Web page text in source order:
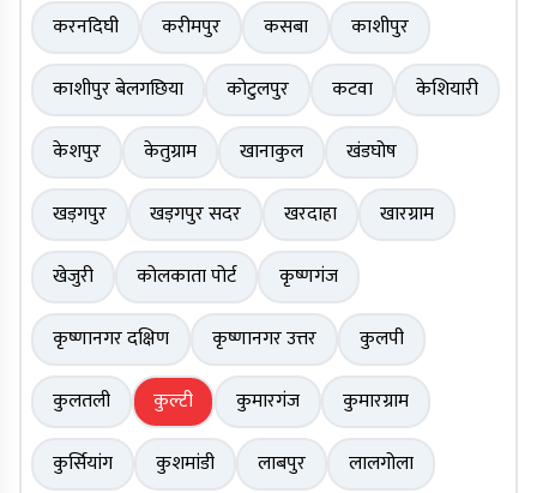
करनदिघी
करीमपुर कसबा
काशीपुर
काशीपुर बेलगछिया
कोटुलपुर कटवा
केशियारी
केशपुर
केतुग्राम खानाकुल
खंडघोष
खड़गपुर
खड़गपुर सदर खरदाहा
खारग्राम
खेजुरी
कोलकाता पोर्ट
कृष्णगंज
कृष्णानगर दक्षिण
कृष्णानगर उत्तर
कुलपी
कुलतली
कुल्टी कुमारगंज
कुमारग्राम
कुर्सियांग
कुशमांडी लाबपुर
लालगोला